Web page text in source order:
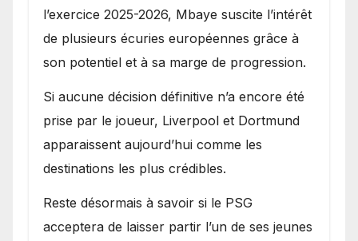
l’exercice 2025-2026, Mbaye suscite l’intérêt
de plusieurs écuries européennes grâce à
son potentiel et à sa marge de progression.
Si aucune décision définitive n’a encore été
prise par le joueur, Liverpool et Dortmund
apparaissent aujourd’hui comme les
destinations les plus crédibles.
Reste désormais à savoir si le PSG
acceptera de laisser partir l’un de ses jeunes